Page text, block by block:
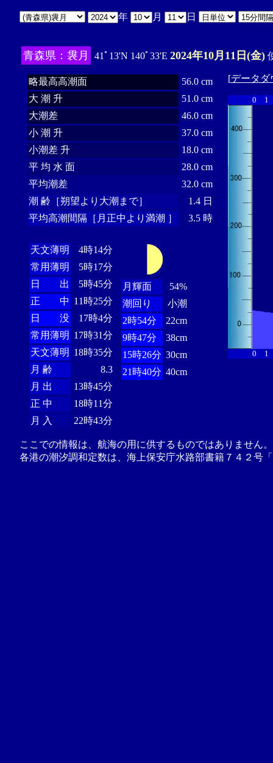
年 月 日
青森県：袰月 41ﾟ13'N 140ﾟ33'E 2024年10月11日(金)
略最高高潮面
56.0 cm
大 潮 升
51.0 cm
大潮差
46.0 cm
小 潮 升
37.0 cm
小潮差 升
18.0 cm
平 均 水 面
28.0 cm
平均潮差
32.0 cm
潮 齢［朔望より大潮まで］
1.4 日
平均高潮間隔［月正中より満潮 ］
3.5 時
天文薄明
4時14分
常用薄明
5時17分
日 出
5時45分
正 中 11時25分
日 没
17時4分
常用薄明 17時31分
天文薄明 18時35分
月 齢
8.3
月 出
13時45分
正 中
18時11分
月 入
22時43分
月輝面
54%
潮回り
小潮
2時54分
22cm
9時47分
38cm
15時26分 30cm
21時40分 40cm
[データダ
0 1
0 1
ここでの情報は、航海の用に供するものではありません
各港の潮汐調和定数は、海上保安庁水路部書籍７４２号